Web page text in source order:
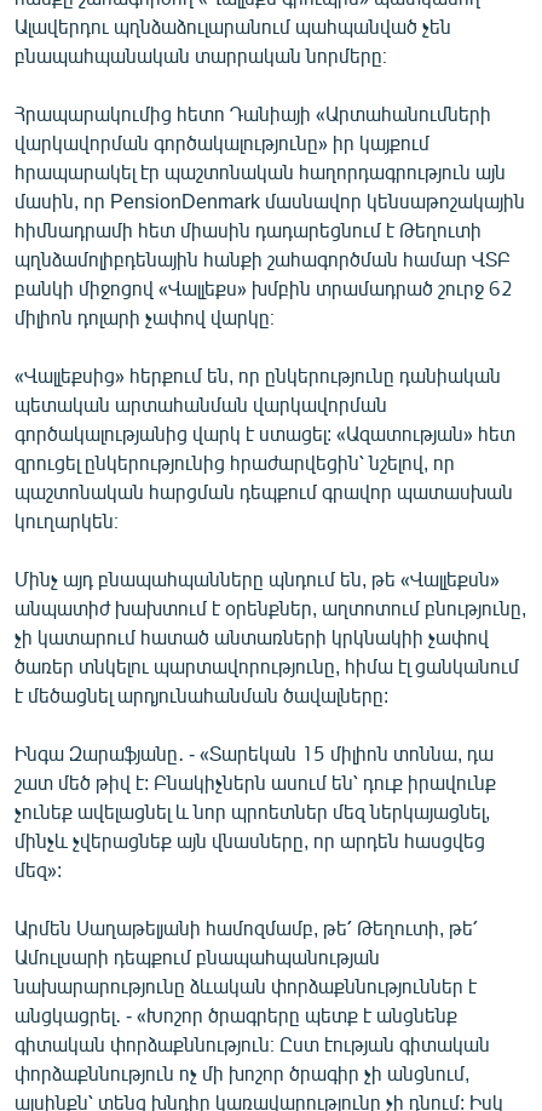
Ալավերդու պղնձաձուլարանում պահպանված չեն
բնապահպանական տարրական նորմերը։
Հրապարակումից հետո Դանիայի «Արտահանումների
վարկավորման գործակալությունը» իր կայքում
հրապարակել էր պաշտոնական հաղորդագրություն այն
մասին, որ PensionDenmark մասնավոր կենսաթոշակային
հիմնադրամի հետ միասին դադարեցնում է Թեղուտի
պղնձամոլիբդենային հանքի շահագործման համար ՎՏԲ
բանկի միջոցով «Վալլեքս» խմբին տրամադրած շուրջ 62
միլիոն դոլարի չափով վարկը։
«Վալլեքսից» հերքում են, որ ընկերությունը դանիական
պետական արտահանման վարկավորման
գործակալությանից վարկ է ստացել: «Ազատության» հետ
զրուցել ընկերությունից հրաժարվեցին՝ նշելով, որ
պաշտոնական հարցման դեպքում գրավոր պատասխան
կուղարկեն։
Մինչ այդ բնապահպանները պնդում են, թե «Վալլեքսն»
անպատիժ խախտում է օրենքներ, աղտոտում բնությունը,
չի կատարում հատած անտառների կրկնակիի չափով
ծառեր տնկելու պարտավորությունը, հիմա էլ ցանկանում
է մեծացնել արդյունահանման ծավալները:
Ինգա Զարաֆյանը․ - «Տարեկան 15 միլիոն տոննա, դա
շատ մեծ թիվ է: Բնակիչներն ասում են՝ դուք իրավունք
չունեք ավելացնել և նոր պրոետներ մեզ ներկայացնել,
մինչև չվերացնեք այն վնասները, որ արդեն հասցվեց
մեզ»:
Արմեն Սաղաթելյանի համոզմամբ, թե՛ Թեղուտի, թե՛
Ամուլսարի դեպքում բնապահպանության
նախարարությունը ձևական փորձաքննություններ է
անցկացրել․ - «Խոշոր ծրագրերը պետք է անցնենք
գիտական փորձաքննություն։ Ըստ էության գիտական
փորձաքննություն ոչ մի խոշոր ծրագիր չի անցնում,
այսինքն՝ տենց խնդիր կառավարությունը չի դնում: Իսկ